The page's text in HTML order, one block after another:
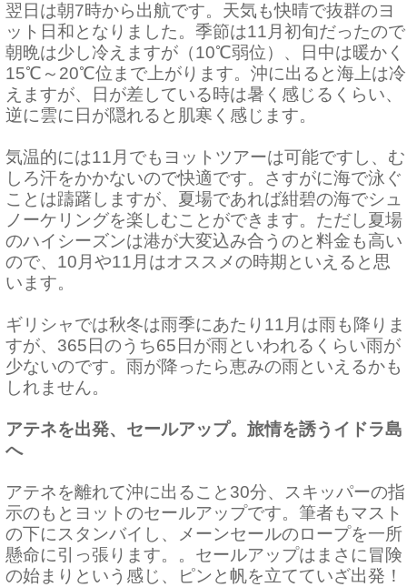
翌日は朝7時から出航です。天気も快晴で抜群のヨ
ット日和となりました。季節は11月初旬だったので
朝晩は少し冷えますが（10℃弱位）、日中は暖かく
15℃～20℃位まで上がります。沖に出ると海上は冷
えますが、日が差している時は暑く感じるくらい、
逆に雲に日が隠れると肌寒く感じます。
気温的には11月でもヨットツアーは可能ですし、む
しろ汗をかかないので快適です。さすがに海で泳ぐ
ことは躊躇しますが、夏場であれば紺碧の海でシュ
ノーケリングを楽しむことができます。ただし夏場
のハイシーズンは港が大変込み合うのと料金も高い
ので、10月や11月はオススメの時期といえると思
います。
ギリシャでは秋冬は雨季にあたり11月は雨も降りま
すが、365日のうち65日が雨といわれるくらい雨が
少ないのです。雨が降ったら恵みの雨といえるかも
しれません。
アテネを出発、セールアップ。旅情を誘うイドラ島
へ
アテネを離れて沖に出ること30分、スキッパーの指
示のもとヨットのセールアップです。筆者もマスト
の下にスタンバイし、メーンセールのロープを一所
懸命に引っ張ります。。セールアップはまさに冒険
の始まりという感じ、ピンと帆を立てていざ出発！